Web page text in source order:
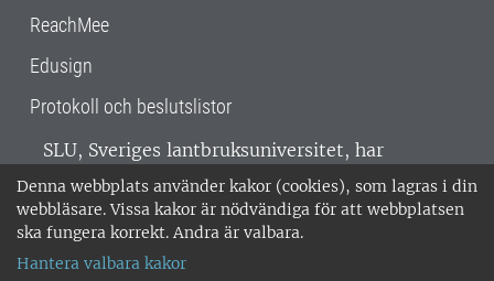
Denna webbplats använder kakor (cookies), som lagras i din
webbläsare. Vissa kakor är nödvändiga för att webbplatsen
ska fungera korrekt. Andra är valbara.
Hantera valbara kakor
ReachMee
Edusign
Protokoll och beslutslistor
SLU, Sveriges lantbruksuniversitet, har
verksamhet över hela Sverige. Huvudorter är
Alnarp, Uppsala och Umeå.SLU är
miljöcertifierat enligt ISO 14001. •
018-67 10 00 • Org nr: 202100-2817 •